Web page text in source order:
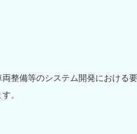
整備等のシステム開発における
。